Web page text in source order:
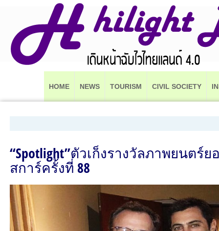
HOME NEWS TOURISM CIVIL SOCIETY
“Spotlight”ตัวเก็งรางวัลภาพยนตร์ย
สการ์ครั้งที่ 88